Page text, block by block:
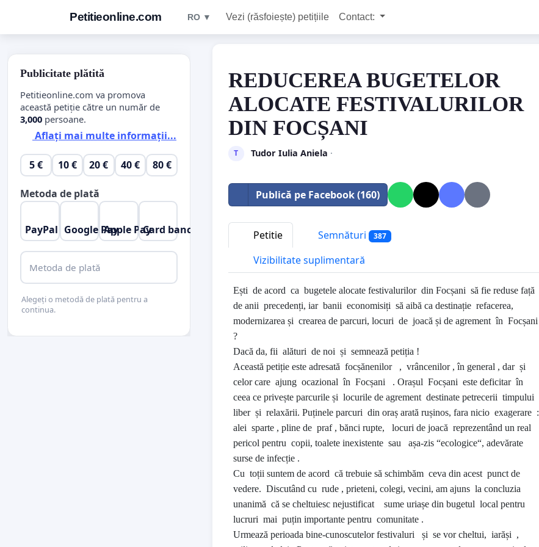
Petitieonline.com RO ▼ Vezi (răsfoiește) petițiile Contact:
REDUCEREA BUGETELOR
ALOCATE FESTIVALURILOR
DIN FOCȘANI
T Tudor Iulia Aniela ·
Publică pe Facebook (160)
Petitie Semnături 387
Vizibilitate suplimentară
Ești de acord ca bugetele alocate festivalurilor din Focșani să fie reduse față
de anii precedenți, iar banii economisiți să aibă ca destinație refacerea,
modernizarea și crearea de parcuri, locuri de joacă și de agrement în Focșani
?
Dacă da, fii alături de noi și semnează petiția !
Această petiție este adresată focșănenilor , vrâncenilor , în general , dar și
celor care ajung ocazional în Focșani . Orașul Focșani este deficitar în
ceea ce privește parcurile și locurile de agrement destinate petrecerii timpului
liber și relaxării. Puținele parcuri din oraș arată rușinos, fara nicio exagerare :
alei sparte , pline de praf , bănci rupte,
locuri de joacă reprezentând un real
pericol pentru copii, toalete inexistente sau așa-zis “ecologice“, adevărate
surse de infecție .
Cu toții suntem de acord că trebuie să schimbăm ceva din acest punct de
vedere. Discutând cu rude , prieteni, colegi, vecini, am ajuns la concluzia
unanimă că se cheltuiesc nejustificat sume uriașe din bugetul local pentru
lucruri mai puțin importante pentru comunitate .
Urmează perioada bine-cunoscutelor festivaluri și se vor cheltui, iarăși ,
Publicitate plătită
Petitieonline.com va promova
această petiție către un număr de
3,000 persoane.
Aflați mai multe informații...
5 € 10 € 20 € 40 € 80 €
Metoda de plată
PayPal Google PayApple PayCard bancar
Metoda de plată
Alegeți o metodă de plată pentru a
continua.